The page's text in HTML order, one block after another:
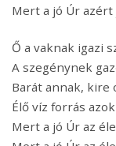
Mert a jó Úr
Ő a vaknak igazi
A szegénynek
Barát annak, kire
Élő víz forrás
Mert a jó Úr az